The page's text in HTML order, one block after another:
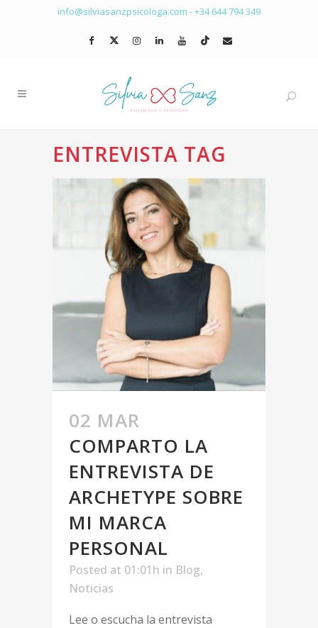
info@silviasanzpsicologa.com -+34 644 794 349
ENTREVISTA TAG
02 MAR
COMPARTO LA
ENTREVISTA DE
ARCHETYPE SOBRE
MI MARCA
PERSONAL
Posted at 01:01h in Blog,
Noticias
Lee o escucha la entrevista